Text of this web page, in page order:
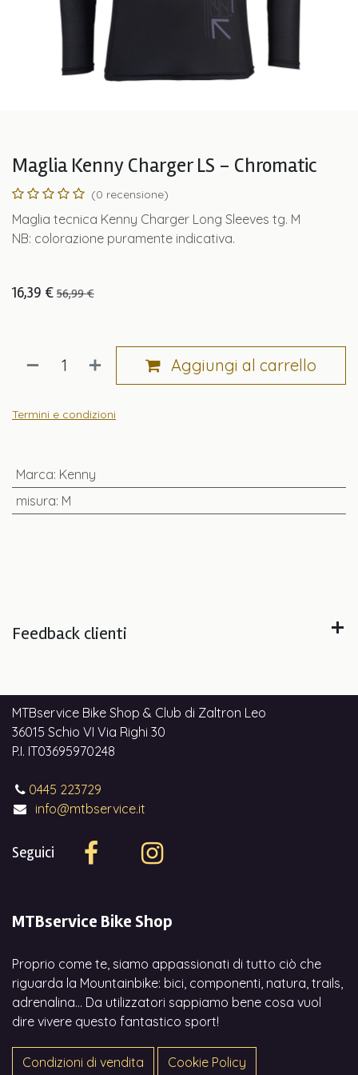
Maglia Kenny Charger LS - Chromatic
(0 recensione)
Maglia tecnica Kenny Charger Long Sleeves tg. M
NB: colorazione puramente indicativa.
16,39 € 56,99€
Aggiungi al carrello
Termini e condizioni
Marca: Kenny
misura: M
Feedback clienti
MTBservice Bike Shop & Club di Zaltron Leo
36015 Schio VI Via Righi 30
P.I. IT03695970248
0445 223729
info@mtbservice.it
Seguici
MTBservice Bike Shop
Proprio come te, siamo appassionati di tutto ciò che
riguarda la Mountainbike: bici, componenti, natura, trails,
adrenalina... Da utilizzatori sappiamo bene cosa vuol
dire vivere questo fantastico sport!
Condizioni di vendita Cookie Policy